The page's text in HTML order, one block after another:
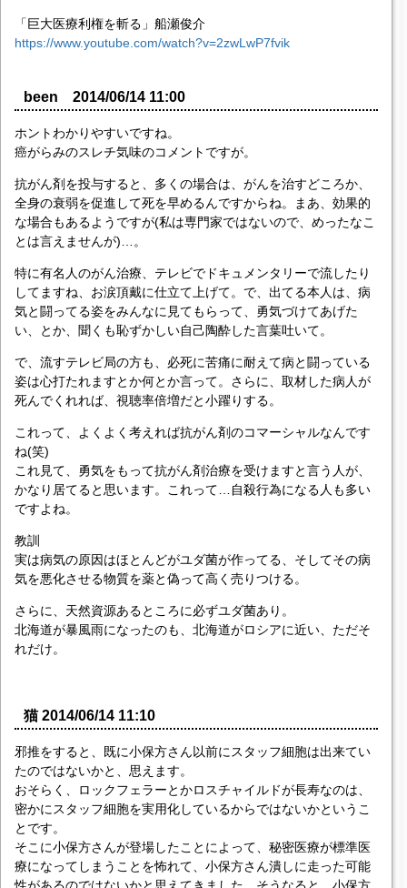
「巨大医療利権を斬る」船瀬俊介
https://www.youtube.com/watch?v=2zwLwP7fvik
been 2014/06/14 11:00
ホントわかりやすいですね。
癌がらみのスレチ気味のコメントですが。
抗がん剤を投与すると、多くの場合は、がんを治すどころか、
全身の衰弱を促進して死を早めるんですからね。まあ、効果的
な場合もあるようですが(私は専門家ではないので、めったなこ
とは言えませんが)…。
特に有名人のがん治療、テレビでドキュメンタリーで流したり
してますね、お涙頂戴に仕立て上げて。で、出てる本人は、病
気と闘ってる姿をみんなに見てもらって、勇気づけてあげた
い、とか、聞くも恥ずかしい自己陶酔した言葉吐いて。
で、流すテレビ局の方も、必死に苦痛に耐えて病と闘っている
姿は心打たれますとか何とか言って。さらに、取材した病人が
死んでくれれば、視聴率倍増だと小躍りする。
これって、よくよく考えれば抗がん剤のコマーシャルなんです
ね(笑)
これ見て、勇気をもって抗がん剤治療を受けますと言う人が、
かなり居てると思います。これって…自殺行為になる人も多い
ですよね。
教訓
実は病気の原因はほとんどがユダ菌が作ってる、そしてその病
気を悪化させる物質を薬と偽って高く売りつける。
さらに、天然資源あるところに必ずユダ菌あり。
北海道が暴風雨になったのも、北海道がロシアに近い、ただそ
れだけ。
猫 2014/06/14 11:10
邪推をすると、既に小保方さん以前にスタッフ細胞は出来てい
たのではないかと、思えます。
おそらく、ロックフェラーとかロスチャイルドが長寿なのは、
密かにスタッフ細胞を実用化しているからではないかというこ
とです。
そこに小保方さんが登場したことによって、秘密医療が標準医
療になってしまうことを怖れて、小保方さん潰しに走った可能
性があるのではないかと思えてきました。そうなると、小保方